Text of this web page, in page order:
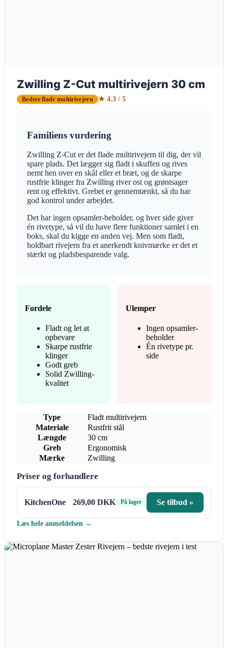
Zwilling Z-Cut multirivejern 30 cm
Bedste flade multirivejern ★ 4.3 / 5
Familiens vurdering
Zwilling Z-Cut er det flade multirivejern til dig, der vil
spare plads. Det lægger sig fladt i skuffen og rives
nemt hen over en skål eller et bræt, og de skarpe
rustfrie klinger fra Zwilling river ost og grøntsager
rent og effektivt. Grebet er gennemtænkt, så du har
god kontrol under arbejdet.
Det har ingen opsamler-beholder, og hver side giver
én rivetype, så vil du have flere funktioner samlet i en
boks, skal du kigge en anden vej. Men som fladt,
holdbart rivejern fra et anerkendt knivmærke er det et
stærkt og pladsbesparende valg.
Fordele
Fladt og let at
opbevare
Skarpe rustfrie
klinger
Godt greb
Solid Zwilling-
kvalitet
Ulemper
Ingen opsamler-
beholder
Én rivetype pr.
side
Type
Fladt multirivejern
Materiale
Rustfrit stål
Længde
30 cm
Greb
Ergonomisk
Mærke
Zwilling
Priser og forhandlere
KitchenOne 269,00 DKK På lager Se tilbud »
Læs hele anmeldelsen →